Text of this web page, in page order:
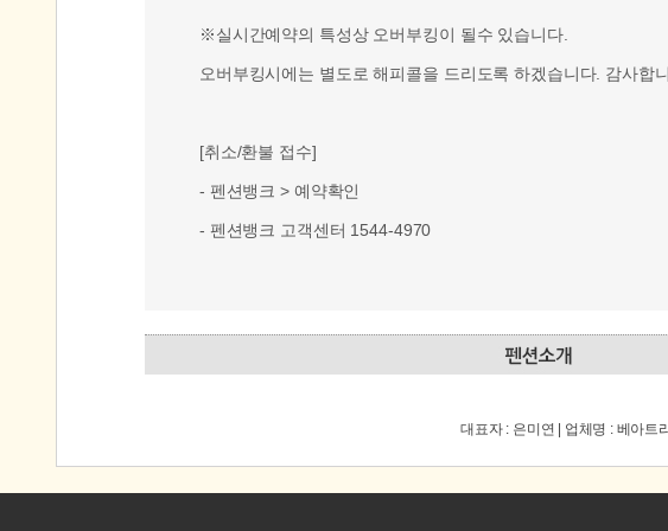
※실시간예약의 특성상 오버부킹이 될수 있습니다.
오버부킹시에는 별도로 해피콜을 드리도록 하겠습니다. 감사합
[취소/환불 접수]
- 펜션뱅크 > 예약확인
- 펜션뱅크 고객센터 1544-4970
대표자 : 은미연 | 업체명 : 베아트